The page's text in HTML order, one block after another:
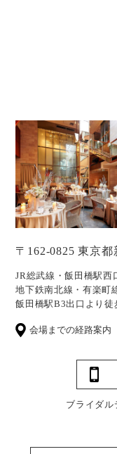
〒162-0825 東京都
JR総武線・飯田橋駅西
地下鉄南北線・有楽町
飯田橋駅B3出口より徒
会場までの経路案内
ブライダ